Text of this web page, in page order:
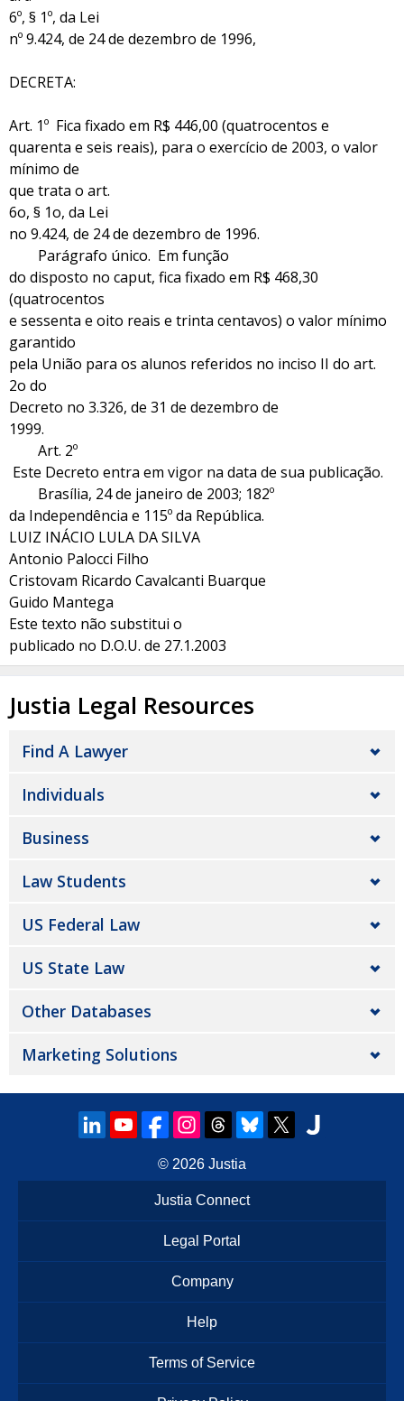
6º, § 1º, da Lei
nº 9.424, de 24 de dezembro de 1996,
DECRETA:
Art. 1º Fica fixado em R$ 446,00 (quatrocentos e
quarenta e seis reais), para o exercício de 2003, o valor
mínimo de
que trata o art.
6o, § 1o, da Lei
no 9.424, de 24 de dezembro de 1996.
Parágrafo único. Em função
do disposto no caput, fica fixado em R$ 468,30
(quatrocentos
e sessenta e oito reais e trinta centavos) o valor mínimo
garantido
pela União para os alunos referidos no inciso II do art.
2o do
Decreto no 3.326, de 31 de dezembro de
1999.
Art. 2º
Este Decreto entra em vigor na data de sua publicação.
Brasília, 24 de janeiro de 2003; 182º
da Independência e 115º da República.
LUIZ INÁCIO LULA DA SILVA
Antonio Palocci Filho
Cristovam Ricardo Cavalcanti Buarque
Guido Mantega
Este texto não substitui o
publicado no D.O.U. de 27.1.2003
Justia Legal Resources
Find A Lawyer
Individuals
Business
Law Students
US Federal Law
US State Law
Other Databases
Marketing Solutions
© 2026 Justia
Justia Connect
Legal Portal
Company
Help
Terms of Service